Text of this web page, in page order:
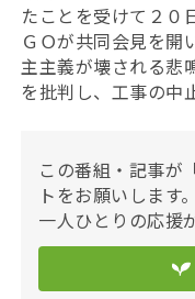
たことを受けて２０
ＧＯが共同会見を開
主主義が壊される悲
を批判し、工事の中
この番組・記事が
トをお願いします。
一人ひとりの応援